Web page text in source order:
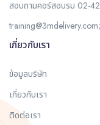
สอบถามคอร์สอบรม 02-
training@3mdelivery.com;
เกี่ยวกับเรา
ข้อมูลบริษัท
เกี่ยวกับเรา
ติดต่อเรา